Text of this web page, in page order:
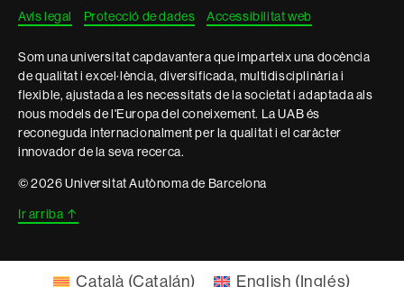
Avís legal Protecció de dades Accessibilitat web
Som una universitat capdavantera que imparteix una docència
de qualitat i excel·lència, diversificada, multidisciplinària i
flexible, ajustada a les necessitats de la societat i adaptada als
nous models de l'Europa del coneixement. La UAB és
reconeguda internacionalment per la qualitat i el caràcter
innovador de la seva recerca.
© 2026 Universitat Autònoma de Barcelona
Ir arriba ↑
Català (Catalán) English (Inglés)